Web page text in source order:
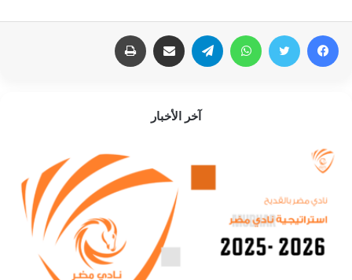
فيسبوك تويتر واتساب تيلقرام مشاركة عبر البريد
آخر الأخبار